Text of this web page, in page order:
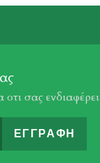
σας ενδιαφέρει